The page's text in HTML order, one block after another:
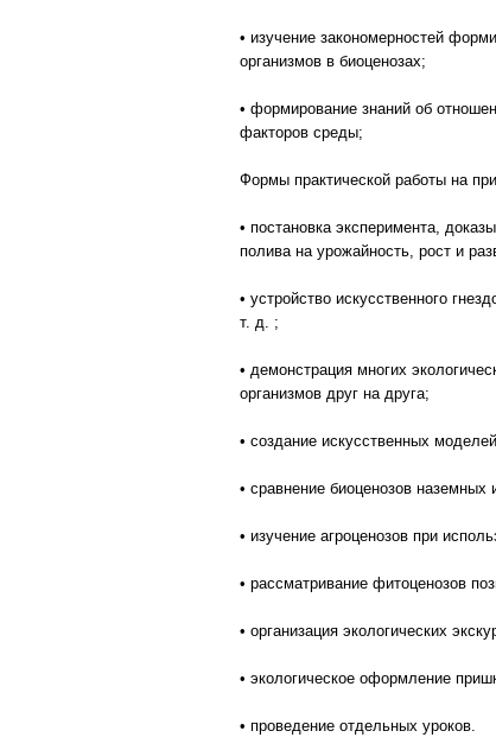
• изучение закономерностей
организмов в биоценозах;
• формирование знаний об
факторов среды;
Формы практической работы на
• постановка эксперимента,
полива на урожайность, рост и
• устройство искусственного
т. д. ;
• демонстрация многих
организмов друг на друга;
• создание искусственных
• сравнение биоценозов
• изучение агроценозов при
• рассматривание фитоценозов
• организация экологических
• экологическое оформление
• проведение отдельных уроков.